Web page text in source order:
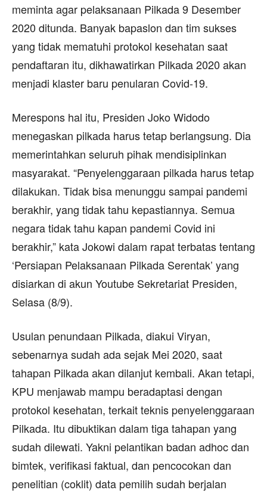
meminta agar pelaksanaan Pilkada 9 Desember
2020 ditunda. Banyak bapaslon dan tim sukses
yang tidak mematuhi protokol kesehatan saat
pendaftaran itu, dikhawatirkan Pilkada 2020 akan
menjadi klaster baru penularan Covid-19.
Merespons hal itu, Presiden Joko Widodo
menegaskan pilkada harus tetap berlangsung. Dia
memerintahkan seluruh pihak mendisiplinkan
masyarakat. “Penyelenggaraan pilkada harus tetap
dilakukan. Tidak bisa menunggu sampai pandemi
berakhir, yang tidak tahu kepastiannya. Semua
negara tidak tahu kapan pandemi Covid ini
berakhir,” kata Jokowi dalam rapat terbatas tentang
‘Persiapan Pelaksanaan Pilkada Serentak’ yang
disiarkan di akun Youtube Sekretariat Presiden,
Selasa (8/9).
Usulan penundaan Pilkada, diakui Viryan,
sebenarnya sudah ada sejak Mei 2020, saat
tahapan Pilkada akan dilanjut kembali. Akan tetapi,
KPU menjawab mampu beradaptasi dengan
protokol kesehatan, terkait teknis penyelenggaraan
Pilkada. Itu dibuktikan dalam tiga tahapan yang
sudah dilewati. Yakni pelantikan badan adhoc dan
bimtek, verifikasi faktual, dan pencocokan dan
penelitian (coklit) data pemilih sudah berjalan